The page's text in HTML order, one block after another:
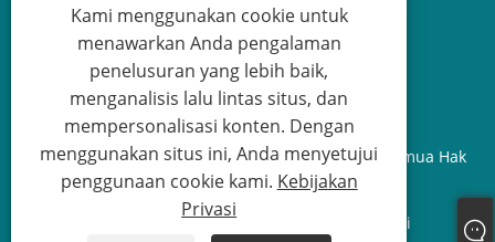
sean@qiyiclothing.com
Hak Cipta © 2024 Ningbo QIYI Clothing Co., Ltd. Semua Hak
Dilindungi Undang-undang.
Sitemap RSS Kebijakan Privasi
Kami menggunakan cookie untuk
menawarkan Anda pengalaman
penelusuran yang lebih baik,
menganalisis lalu lintas situs, dan
mempersonalisasi konten. Dengan
menggunakan situs ini, Anda menyetujui
penggunaan cookie kami. Kebijakan
Privasi